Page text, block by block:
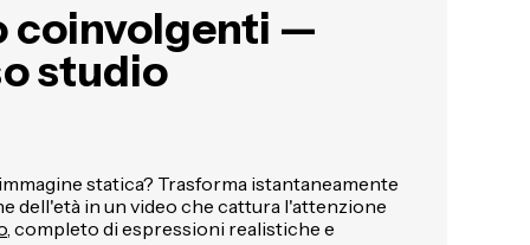
coinvolgenti —
studio
statica? Trasforma istantaneamente
dell'età in un video che cattura l'attenzione
, completo di espressioni realistiche e